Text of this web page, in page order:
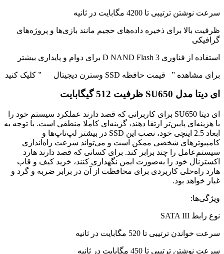
سرعت نوشتن ترتیبی تا 4200 مگابایت در ثانیه
ظرفیت بالا برای ذخیره داده‌های حجیم مانند بازی‌ها و پروژه‌های
گرافیکی
استفاده از فناوری 3 D NAND Flash برای دوام و پایداری بیشتر
برای مشاهده ” قیمت حافظه SSD وسترن دیجیتال ” کلیک کنید
ای دیتا مدل SU650 ظرفیت 512 گیگابایت
ای دیتا SU650 برای کاربرانی که قصد دارند عملکرد سیستم خود را
با هزینه‌ای پایین‌تر ارتقا دهند، گزینه‌ای کاملا منطقی است. با توجه به
ابعاد 2.5 اینچی خود، نصب این SSD در بیشتر لپ‌تاپ‌ها و
کامپیوترهای شخصی ممکن است و می‌تواند سرعت راه‌اندازی
سیستم‌عامل را چند برابر کند. برای کسانی که قصد دارند هارد
اکسترنال خود را به‌صورت ایمن نگهداری کنند، خرید کیف و قاب
هارد راه‌حلی کاربردی برای محافظت از آن در برابر ضربه و گرد و
غبار خواهد بود.
ویژگی‌ها:
نوع رابط SATA III
سرعت خواندن ترتیبی تا 520 مگابایت در ثانیه
سرعت نوشتن ترتیبی تا 450 مگابایت در ثانیه